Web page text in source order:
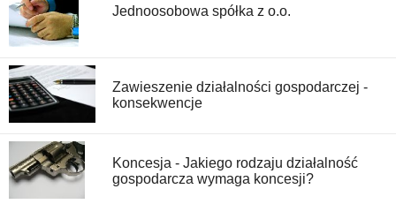
Jednoosobowa spółka z o.o.
Zawieszenie działalności gospodarczej -
konsekwencje
Koncesja - Jakiego rodzaju działalność
gospodarcza wymaga koncesji?